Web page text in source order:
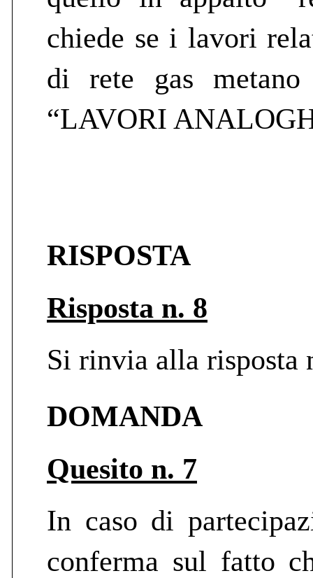
chiede se i lavori
di rete gas metano
“LAVORI
RISPOSTA
Risposta n. 8
Si rinvia alla risposta
DOMANDA
Quesito n. 7
In caso di
conferma sul fatto